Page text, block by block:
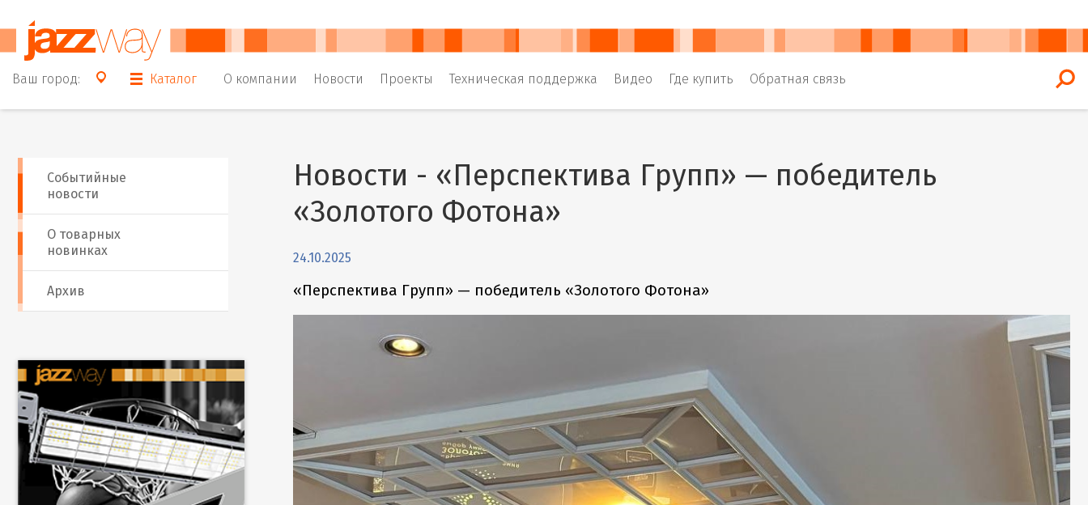
Ваш город: Каталог О компании Новости Проекты Техническая поддержка Видео Где купить Обратная связь
Событийные
новости
О товарных
новинках
Архив
Новости - «Перспектива Групп» — победитель
«Золотого Фотона»
24.10.2025
«Перспектива Групп» — победитель «Золотого Фотона»